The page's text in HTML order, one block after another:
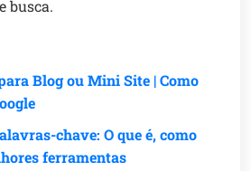
busca.
Blog ou Mini Site | Como
chave: O que é, como
ferramentas